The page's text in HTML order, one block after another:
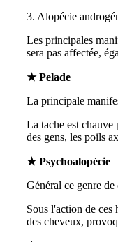
3. Alopécie
Les principales
sera pas affectée,
★ Pelade
La principale
La tache est chauve
des gens, les poils
★ Psychoalopécie
Général ce genre
Sous l'action de
des cheveux,